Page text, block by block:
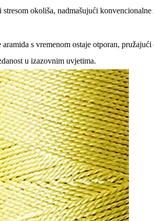
okoliša, nadmašujući
s vremenom ostaje otporan, pružajući
u izazovnim uvjetima.